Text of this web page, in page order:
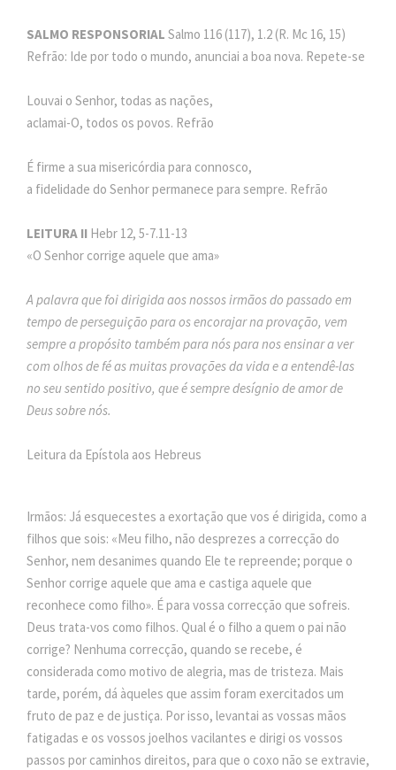
SALMO RESPONSORIAL Salmo 116 (117), 1.2 (R. Mc 16, 15)
Refrão: Ide por todo o mundo, anunciai a boa nova. Repete-se
Louvai o Senhor, todas as nações,
aclamai-O, todos os povos. Refrão
É firme a sua misericórdia para connosco,
a fidelidade do Senhor permanece para sempre. Refrão
LEITURA II Hebr 12, 5-7.11-13
«O Senhor corrige aquele que ama»
A palavra que foi dirigida aos nossos irmãos do passado em
tempo de perseguição para os encorajar na provação, vem
sempre a propósito também para nós para nos ensinar a ver
com olhos de fé as muitas provações da vida e a entendê-las
no seu sentido positivo, que é sempre desígnio de amor de
Deus sobre nós.
Leitura da Epístola aos Hebreus
Irmãos: Já esquecestes a exortação que vos é dirigida, como a
filhos que sois: «Meu filho, não desprezes a correcção do
Senhor, nem desanimes quando Ele te repreende; porque o
Senhor corrige aquele que ama e castiga aquele que
reconhece como filho». É para vossa correcção que sofreis.
Deus trata-vos como filhos. Qual é o filho a quem o pai não
corrige? Nenhuma correcção, quando se recebe, é
considerada como motivo de alegria, mas de tristeza. Mais
tarde, porém, dá àqueles que assim foram exercitados um
fruto de paz e de justiça. Por isso, levantai as vossas mãos
fatigadas e os vossos joelhos vacilantes e dirigi os vossos
passos por caminhos direitos, para que o coxo não se extravie,